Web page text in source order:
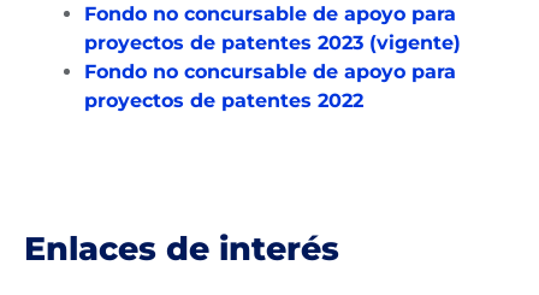
Fondo no concursable de apoyo para
proyectos de patentes 2023 (vigente)
Fondo no concursable de apoyo para
proyectos de patentes 2022
Enlaces de interés